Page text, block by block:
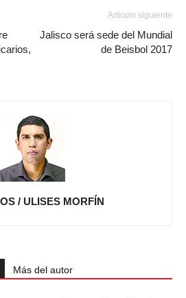
Artículo siguiente
Jalisco será sede del Mundial
de Beisbol 2017
/ ULISES MORFÍN
Más del autor